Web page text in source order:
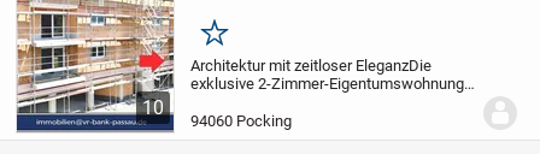
10
höchstem Niveau.
Merken
Architektur mit zeitloser EleganzDie
exklusive 2-Zimmer-Eigentumswohnung
Wohnfläche von ca. 68,90 m² und
überzeugt durch ihre klare Architektur
94060 Pocking